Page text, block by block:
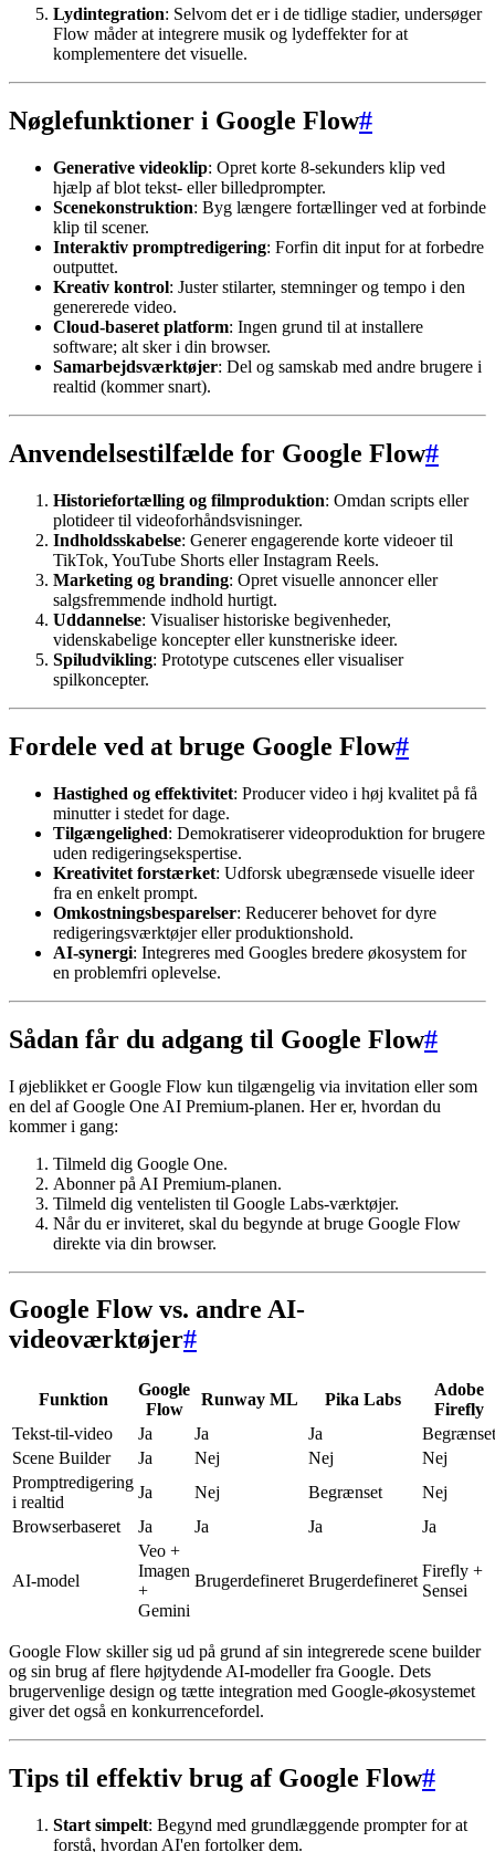
Lydintegration: Selvom det er i de tidlige stadier, undersøger
Flow måder at integrere musik og lydeffekter for at
komplementere det visuelle.
Nøglefunktioner i Google Flow#
Generative videoklip: Opret korte 8-sekunders klip ved
hjælp af blot tekst- eller billedprompter.
Scenekonstruktion: Byg længere fortællinger ved at forbinde
klip til scener.
Interaktiv promptredigering: Forfin dit input for at forbedre
outputtet.
Kreativ kontrol: Juster stilarter, stemninger og tempo i den
genererede video.
Cloud-baseret platform: Ingen grund til at installere
software; alt sker i din browser.
Samarbejdsværktøjer: Del og samskab med andre brugere i
realtid (kommer snart).
Anvendelsestilfælde for Google Flow#
Historiefortælling og filmproduktion: Omdan scripts eller
plotideer til videoforhåndsvisninger.
Indholdsskabelse: Generer engagerende korte videoer til
TikTok, YouTube Shorts eller Instagram Reels.
Marketing og branding: Opret visuelle annoncer eller
salgsfremmende indhold hurtigt.
Uddannelse: Visualiser historiske begivenheder,
videnskabelige koncepter eller kunstneriske ideer.
Spiludvikling: Prototype cutscenes eller visualiser
spilkoncepter.
Fordele ved at bruge Google Flow#
Hastighed og effektivitet: Producer video i høj kvalitet på få
minutter i stedet for dage.
Tilgængelighed: Demokratiserer videoproduktion for brugere
uden redigeringsekspertise.
Kreativitet forstærket: Udforsk ubegrænsede visuelle ideer
fra en enkelt prompt.
Omkostningsbesparelser: Reducerer behovet for dyre
redigeringsværktøjer eller produktionshold.
AI-synergi: Integreres med Googles bredere økosystem for
en problemfri oplevelse.
Sådan får du adgang til Google Flow#
I øjeblikket er Google Flow kun tilgængelig via invitation eller som
en del af Google One AI Premium-planen. Her er, hvordan du
kommer i gang:
Tilmeld dig Google One.
Abonner på AI Premium-planen.
Tilmeld dig ventelisten til Google Labs-værktøjer.
Når du er inviteret, skal du begynde at bruge Google Flow
direkte via din browser.
Google Flow vs. andre AI-
videoværktøjer#
Funktion
Google
Flow
Runway ML Pika Labs
Adobe
Firefly
Tekst-til-video
Ja Ja Ja
Begrænset
Scene Builder
Ja Nej Nej
Nej
Promptredigering
i realtid
Ja Nej Begrænset
Nej
Browserbaseret
Ja Ja Ja Ja
AI-model
Veo +
Imagen
+
Gemini
Brugerdefineret Brugerdefineret
Firefly +
Sensei
Google Flow skiller sig ud på grund af sin integrerede scene builder
og sin brug af flere højtydende AI-modeller fra Google. Dets
brugervenlige design og tætte integration med Google-økosystemet
giver det også en konkurrencefordel.
Tips til effektiv brug af Google Flow#
Start simpelt: Begynd med grundlæggende prompter for at
forstå, hvordan AI'en fortolker dem.